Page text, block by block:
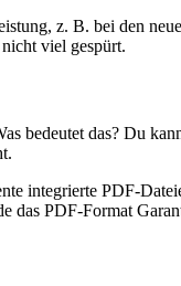
z. B. bei den
viel gespürt.
bedeutet das? Du
integrierte PDF-
das PDF-Format